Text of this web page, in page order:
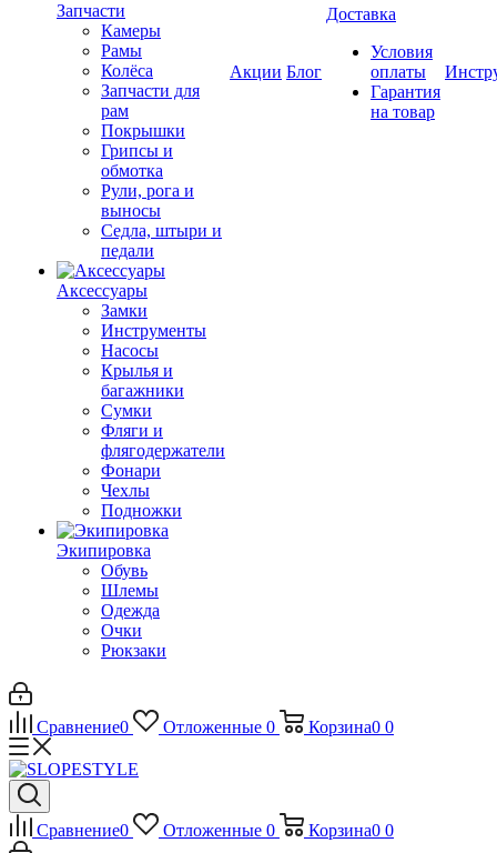
Запчасти
Камеры
Рамы
Колёса
Запчасти для
рам
Покрышки
Грипсы и
обмотка
Рули, рога и
выносы
Седла, штыри и
педали
Аксессуары
Замки
Инструменты
Насосы
Крылья и
багажники
Сумки
Фляги и
флягодержатели
Фонари
Чехлы
Подножки
Экипировка
Обувь
Шлемы
Одежда
Очки
Рюкзаки
Акции Блог
Доставка
Условия
оплаты
Гарантия
на товар
Сравнение0 Отложенные 0 Корзина0 0
Сравнение0 Отложенные 0 Корзина0 0